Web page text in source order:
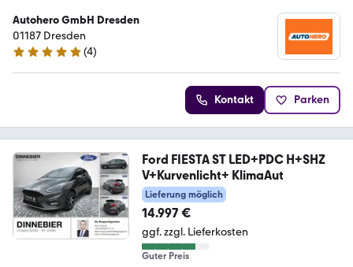
Autohero GmbH Dresden
01187 Dresden
5 Sterne
(4)
Kontakt Parken
Ford FIESTA ST LED+PDC H+SHZ
V+Kurvenlicht+ KlimaAut
Lieferung möglich
14.997 €
ggf. zzgl. Lieferkosten
Guter Preis